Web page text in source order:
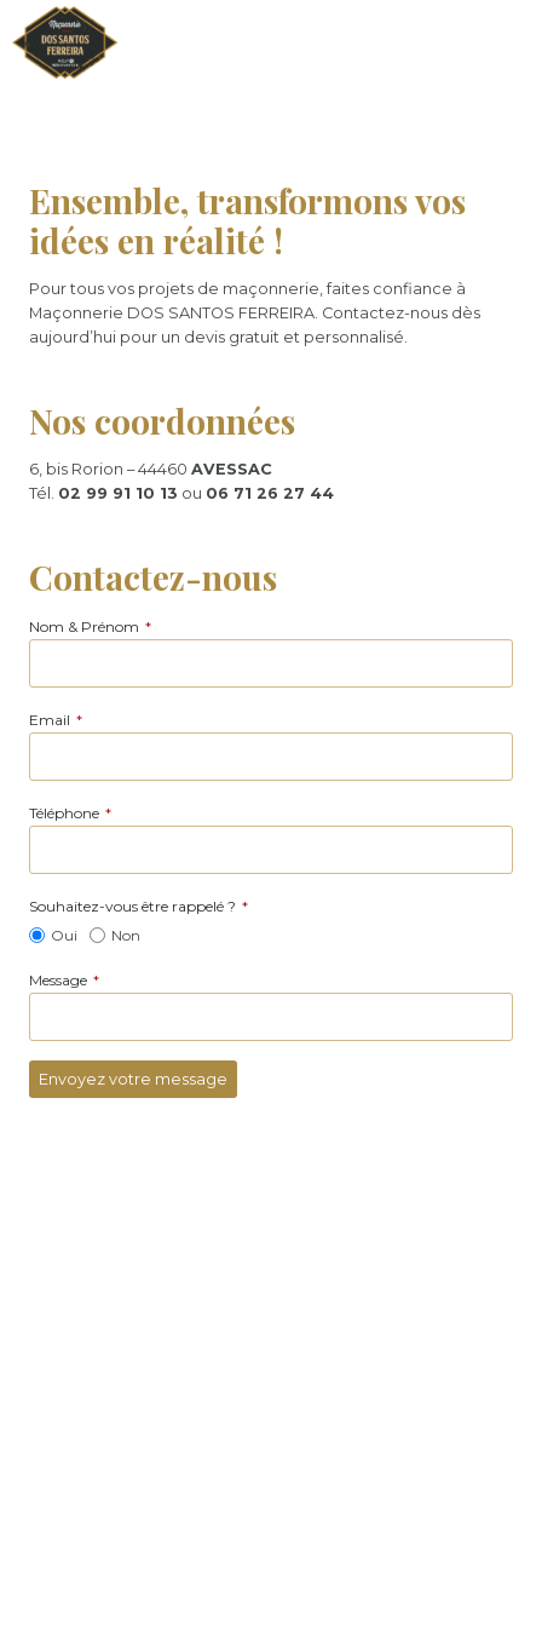
contenu
Ensemble, transformons vos
idées en réalité !
Pour tous vos projets de maçonnerie, faites confiance à
Maçonnerie DOS SANTOS FERREIRA. Contactez-nous dès
aujourd’hui pour un devis gratuit et personnalisé.
Nos coordonnées
6, bis Rorion – 44460 AVESSAC
Tél. 02 99 91 10 13 ou 06 71 26 27 44
Contactez-nous
Nom & Prénom *
Email *
Téléphone *
Souhaitez-vous être rappelé ? *
Oui
Non
Message *
Envoyez votre message